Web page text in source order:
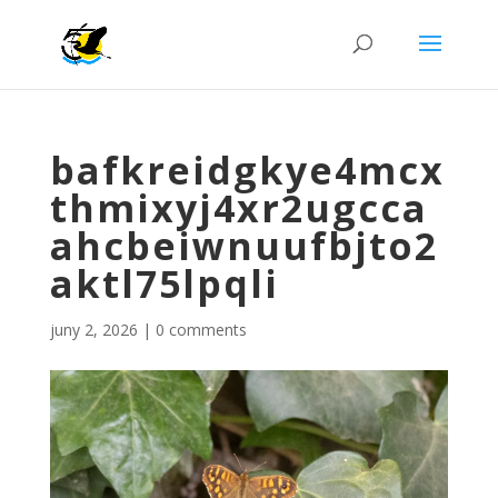
bafkreidgkye4mcx
thmixyj4xr2ugcca
ahcbeiwnuufbjto2
aktl75lpqli
juny 2, 2026 | 0 comments